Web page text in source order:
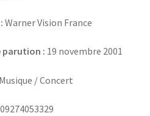
Warner Vision France
parution : 19 novembre 2001
Musique / Concert